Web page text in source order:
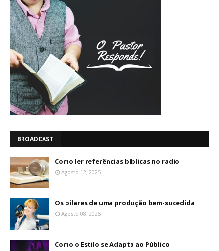
BROADCAST
Como ler referências bíblicas no radio
Agosto 12, 2025
Os pilares de uma produção bem-sucedida
Agosto 08, 2025
Como o Estilo se Adapta ao Público